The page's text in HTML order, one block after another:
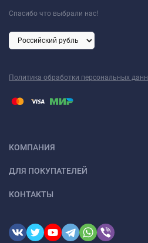
Спасибо что выбрали нас!
Политика обработки персональных
КОМПАНИЯ
ДЛЯ ПОКУПАТЕЛЕЙ
КОНТАКТЫ